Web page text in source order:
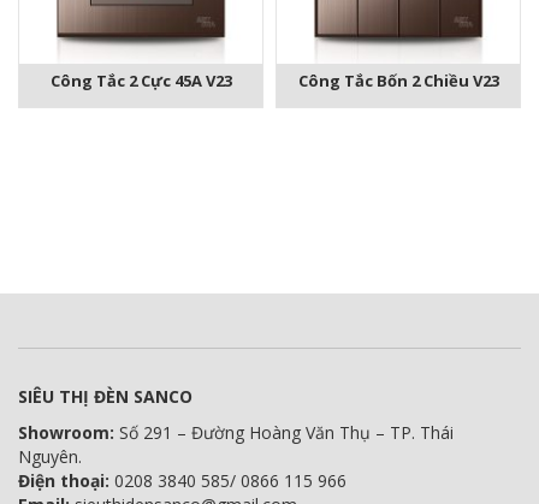
Công Tắc 2 Cực 45A V23 Công Tắc Bốn 2 Chiều V23
SIÊU THỊ ĐÈN SANCO
Showroom: Số 291 – Đường Hoàng Văn Thụ – TP. Thái
Nguyên.
Điện thoại: 0208 3840 585/ 0866 115 966